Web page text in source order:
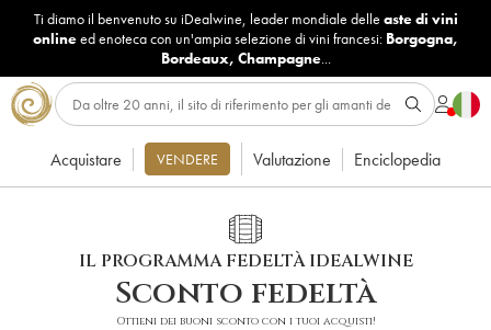
Ti diamo il benvenuto su iDealwine, leader mondiale delle aste di vini
onlineed enoteca con un'ampia selezione di vini francesi: Borgogna,
Bordeaux, Champagne...
Acquistare VENDERE Valutazione Enciclopedia
IL PROGRAMMA FEDELTÀ IDEALWINE
Sconto fedeltà
Ottieni dei buoni sconto con i tuoi acquisti!